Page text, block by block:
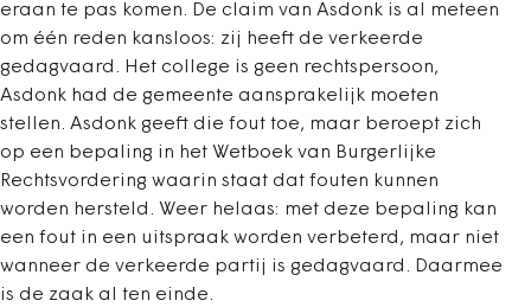
eraan te pas komen. De claim van Asdonk is al meteen
om één reden kansloos: zij heeft de verkeerde
gedagvaard. Het college is geen rechtspersoon,
Asdonk had de gemeente aansprakelijk moeten
stellen. Asdonk geeft die fout toe, maar beroept zich
op een bepaling in het Wetboek van Burgerlijke
Rechtsvordering waarin staat dat fouten kunnen
worden hersteld. Weer helaas: met deze bepaling kan
een fout in een uitspraak worden verbeterd, maar niet
wanneer de verkeerde partij is gedagvaard. Daarmee
is de zaak al ten einde.